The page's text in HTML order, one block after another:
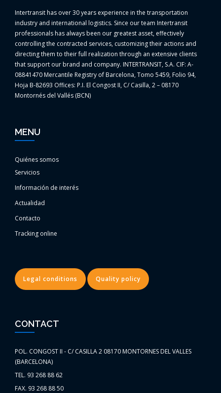
Intertransit has over 30 years experience in the transportation
industry and international logistics. Since our team Intertransit
professionals has always been our greatest asset, effectively
controlling the contracted services, customizing their actions and
directing them to their full realization through an extensive clients
that support our brand and company. INTERTRANSIT, S.A. CIF: A-
08841470 Mercantile Registry of Barcelona, Tomo 5459, Folio 94,
Hoja B-82693 Offices: P.I. El Congost II, C/ Casilla, 2 – 08170
Montornés del Vallés (BCN)
MENU
Quiénes somos
Servicios
Información de interés
Actualidad
Contacto
Tracking online
Legal conditions Quality policy
CONTACT
POL. CONGOST II - C/ CASILLA 2 08170 MONTORNES DEL VALLES
(BARCELONA)
TEL. 93 268 88 62
FAX. 93 268 88 50